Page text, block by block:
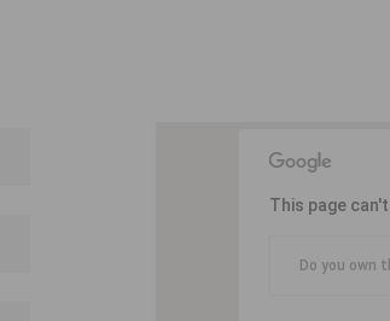
This page
Do you own